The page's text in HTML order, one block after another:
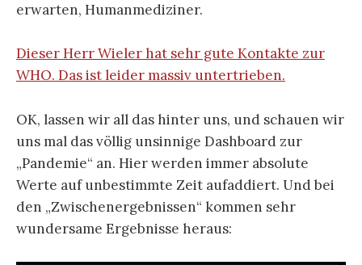
erwarten, Humanmediziner.
Dieser Herr Wieler hat sehr gute Kontakte zur
WHO. Das ist leider massiv untertrieben.
OK, lassen wir all das hinter uns, und schauen wir
uns mal das völlig unsinnige Dashboard zur
„Pandemie“ an. Hier werden immer absolute
Werte auf unbestimmte Zeit aufaddiert. Und bei
den „Zwischenergebnissen“ kommen sehr
wundersame Ergebnisse heraus: